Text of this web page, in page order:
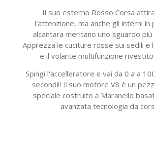
Il suo esterno Rosso Corsa
l'attenzione, ma anche gli interni in
alcantara meritano uno sguardo più
Apprezza le cuciture rosse sui sedili e
e il volante multifunzione rivestito
Spingi l'accelleratore e vai da 0 a a
secondi!! Il suo motore V8 è un
speciale costruito a Maranello
avanzata tecnologia da